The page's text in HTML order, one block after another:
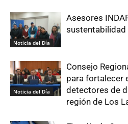
Noticia del Día
Asesores
sustentabilidad
Noticia del Día
Consejo
para fortalecer
detectores de
región de Los